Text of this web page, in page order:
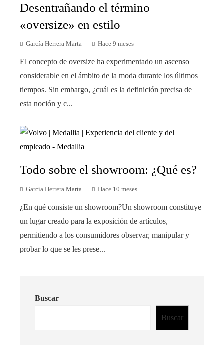
Desentrañando el término
«oversize» en estilo
García Herrera Marta Hace 9 meses
El concepto de oversize ha experimentado un ascenso
considerable en el ámbito de la moda durante los últimos
tiempos. Sin embargo, ¿cuál es la definición precisa de
esta noción y c...
Todo sobre el showroom: ¿Qué es?
García Herrera Marta Hace 10 meses
¿En qué consiste un showroom?Un showroom constituye
un lugar creado para la exposición de artículos,
permitiendo a los consumidores observar, manipular y
probar lo que se les prese...
Buscar
Buscar